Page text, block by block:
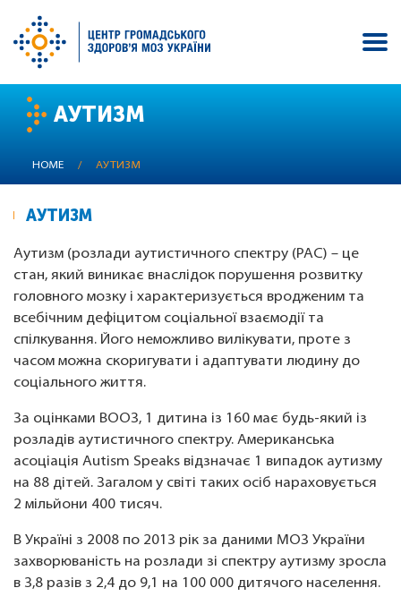
Skip
content
АУТИЗМ
HOME / АУТИЗМ
АУТИЗМ
Аутизм (розлади аутистичного спектру (РАС) – це
стан, який виникає внаслідок порушення розвитку
головного мозку і характеризується вродженим та
всебічним дефіцитом соціальної взаємодії та
спілкування. Його неможливо вилікувати, проте з
часом можна скоригувати і адаптувати людину до
соціального життя.
За оцінками ВООЗ, 1 дитина із 160 має будь-який із
розладів аутистичного спектру. Американська
асоціація Autism Speaks відзначає 1 випадок аутизму
на 88 дітей. Загалом у світі таких осіб нараховується
2 мільйони 400 тисяч.
В Україні з 2008 по 2013 рік за даними МОЗ України
захворюваність на розлади зі спектру аутизму зросла
в 3,8 разів з 2,4 до 9,1 на 100 000 дитячого населення.